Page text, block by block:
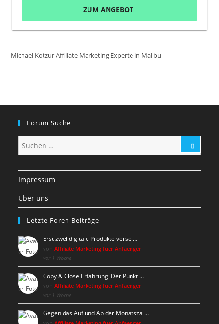
ZUM ANGEBOT
Michael Kotzur Affiliate Marketing Experte in Malibu
Forum Suche
Impressum
Über uns
Letzte Foren Beiträge
Erst zwei digitale Produkte verse …
vonAffiliate Marketing fuer Anfaenger
vor 1 Woche
Copy & Close Erfahrung: Der Punkt …
vonAffiliate Marketing fuer Anfaenger
vor 1 Woche
Gegen das Auf und Ab der Monatsza …